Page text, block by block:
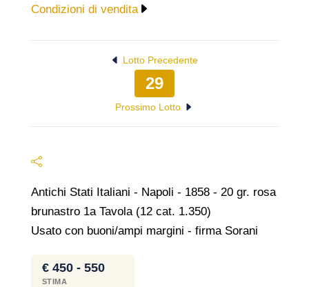
Condizioni di vendita
Lotto Precedente
29
Prossimo Lotto
Antichi Stati Italiani - Napoli - 1858 - 20 gr. rosa
brunastro 1a Tavola (12 cat. 1.350)
Usato con buoni/ampi margini - firma Sorani
€ 450 - 550
STIMA